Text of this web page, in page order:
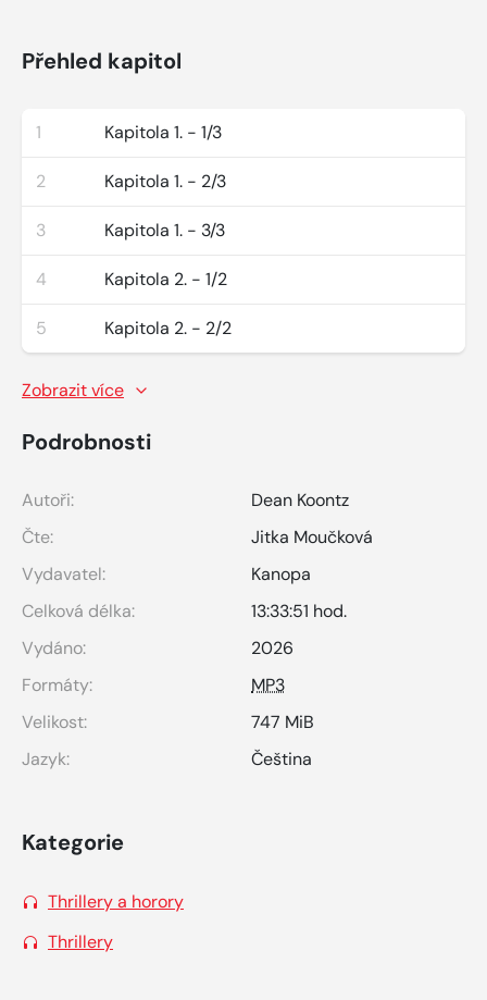
Přehled kapitol
1 Kapitola 1. - 1/3
2 Kapitola 1. - 2/3
3 Kapitola 1. - 3/3
4 Kapitola 2. - 1/2
5 Kapitola 2. - 2/2
Zobrazit více
Podrobnosti
Autoři:
Dean Koontz
Čte:
Jitka Moučková
Vydavatel:
Kanopa
Celková délka:
13:33:51 hod.
Vydáno:
2026
Formáty:
MP3
Velikost:
747 MiB
Jazyk:
Čeština
Kategorie
Thrillery a horory
Thrillery